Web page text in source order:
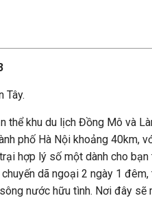
Tây.
thể khu du lịch Đồng Mô và
phố Hà Nội khoảng 40km,
hợp lý số một dành cho
dã ngoại 2 ngày 1
nước hữu tình. Nơi đây